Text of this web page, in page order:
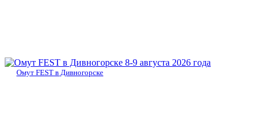
8-9 августа 2026 года
Омут FEST в Дивногорске